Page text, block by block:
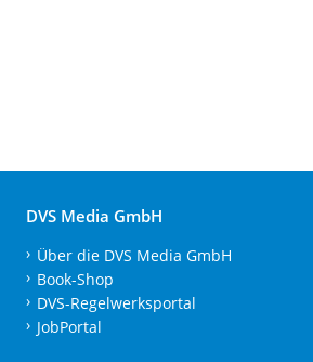
DVS Media GmbH
Über die DVS Media GmbH
Book-Shop
DVS-Regelwerksportal
JobPortal